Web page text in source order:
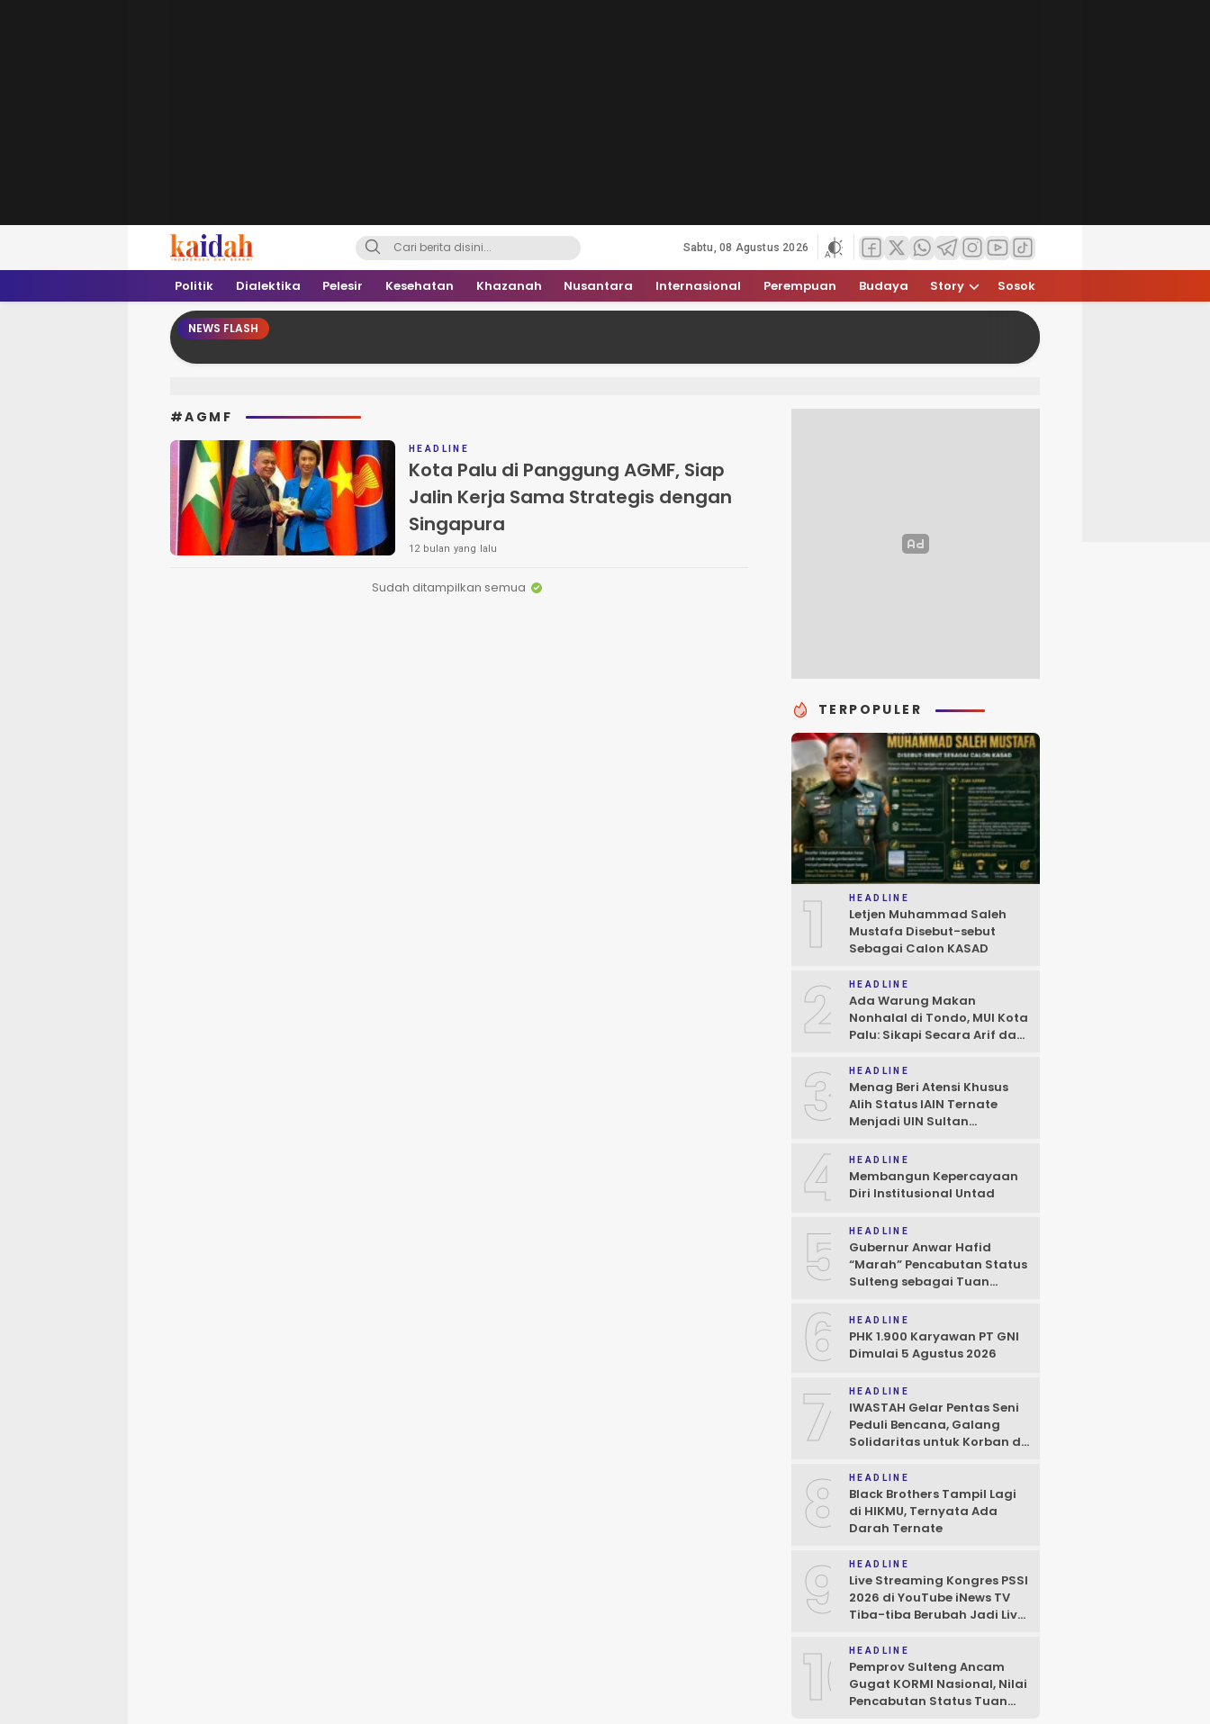
Kaidah.ID
Independen dan Berani
Sabtu, 08 Agustus 2026
Politik Dialektika Pelesir Kesehatan Khazanah Nusantara Internasional Perempuan Budaya Story Sosok
NEWS FLASH
#AGMF
HEADLINE
Kota Palu di Panggung AGMF, Siap
Jalin Kerja Sama Strategis dengan
Singapura
12 bulan yang lalu
Sudah ditampilkan semua
TERPOPULER
1 HEADLINE
Letjen Muhammad Saleh
Mustafa Disebut-sebut
Sebagai Calon KASAD
2 HEADLINE
Ada Warung Makan
Nonhalal di Tondo, MUI Kota
Palu: Sikapi Secara Arif dan
3 HEADLINE
Menag Beri Atensi Khusus
Alih Status IAIN Ternate
Menjadi UIN Sultan
Natalis
4 HEADLINE
Membangun Kepercayaan
Diri Institusional Untad
5 HEADLINE
Gubernur Anwar Hafid
“Marah” Pencabutan Status
Sulteng sebagai Tuan
6 HEADLINE
PHK 1.900 Karyawan PT GNI
Dimulai 5 Agustus 2026
7 HEADLINE
IWASTAH Gelar Pentas Seni
Peduli Bencana, Galang
Solidaritas untuk Korban di
8 HEADLINE
Black Brothers Tampil Lagi
di HIKMU, Ternyata Ada
Darah Ternate
9 HEADLINE
Live Streaming Kongres PSSI
2026 di YouTube iNews TV
Tiba-tiba Berubah Jadi Live
10HEADLINE
Pemprov Sulteng Ancam
Gugat KORMI Nasional, Nilai
Pencabutan Status Tuan